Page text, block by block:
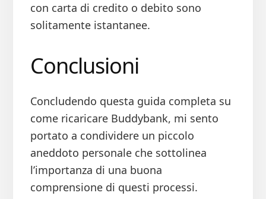
con carta di credito o debito sono
solitamente istantanee.
Conclusioni
Concludendo questa guida completa su
come ricaricare Buddybank, mi sento
portato a condividere un piccolo
aneddoto personale che sottolinea
l’importanza di una buona
comprensione di questi processi.